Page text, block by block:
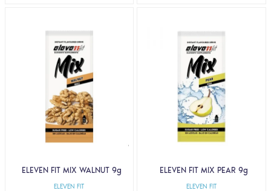
ELEVEN FIT
ELEVEN FIT MIX WALNUT 9g
ELEVEN FIT
ELEVEN FIT MIX PEAR 9g